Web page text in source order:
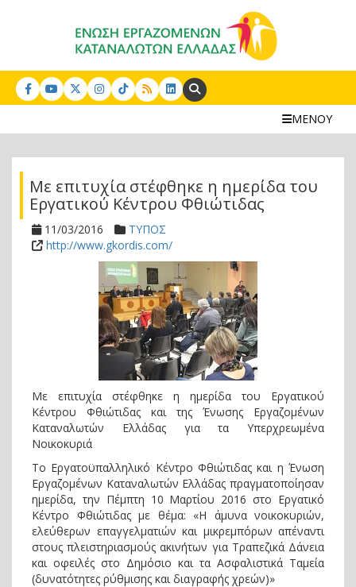
Search:
ΜΕΝΟΥ
Με επιτυχία στέφθηκε η ημερίδα του
Εργατικού Κέντρου Φθιώτιδας
11/03/2016
ΤΥΠΟΣ
http://www.gkordis.com/
Με επιτυχία στέφθηκε η ημερίδα του Εργατικού
Κέντρου Φθιώτιδας και της Ένωσης Εργαζομένων
Καταναλωτών Ελλάδας για τα Υπερχρεωμένα
Νοικοκυριά
Το Εργατοϋπαλληλικό Κέντρο Φθιώτιδας και η Ένωση
Εργαζομένων Καταναλωτών Ελλάδας πραγματοποίησαν
ημερίδα, την Πέμπτη 10 Μαρτίου 2016 στο Εργατικό
Κέντρο Φθιώτιδας με θέμα: «Η άμυνα νοικοκυριών,
ελεύθερων επαγγελματιών και μικρεμπόρων απέναντι
στους πλειστηριασμούς ακινήτων για Τραπεζικά Δάνεια
και οφειλές στο Δημόσιο και τα Ασφαλιστικά Ταμεία
(δυνατότητες ρύθμισης και διαγραφής χρεών)»